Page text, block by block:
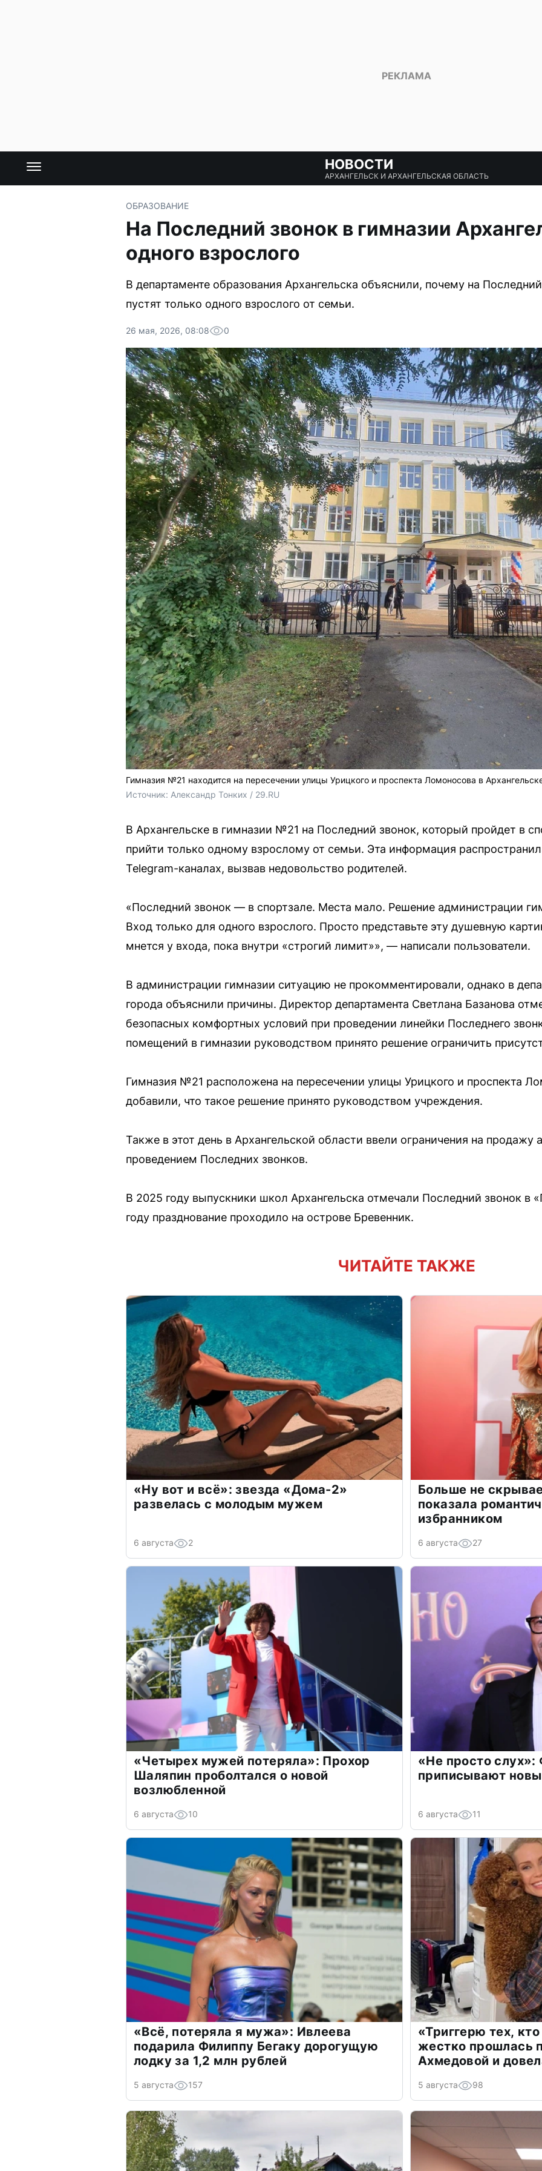
НОВОСТИ
АРХАНГЕЛЬСК И АРХАНГЕЛЬСКАЯ ОБЛАСТЬ
ОБРАЗОВАНИЕ
На Последний звонок в гимназии
одного взрослого
В департаменте образования Архангельска объяснили, почему на
пустят только одного взрослого от семьи.
26 мая, 2026, 08:08 0
Гимназия №21 находится на пересечении улицы Урицкого и проспекта Ломоносова в
Источник: Александр Тонких / 29.RU
В Архангельске в гимназии №21 на Последний звонок, который пройдет в
прийти только одному взрослому от семьи. Эта информация
Telegram-каналах, вызвав недовольство родителей.
«Последний звонок — в спортзале. Места мало. Решение администрации
Вход только для одного взрослого. Просто представьте эту душевную
мнется у входа, пока внутри «строгий лимит»», — написали пользователи.
В администрации гимназии ситуацию не прокомментировали, однако в
города объяснили причины. Директор департамента Светлана Базанова
безопасных комфортных условий при проведении линейки Последнего
помещений в гимназии руководством принято решение ограничить
Гимназия №21 расположена на пересечении улицы Урицкого и проспекта
добавили, что такое решение принято руководством учреждения.
Также в этот день в Архангельской области ввели ограничения на продажу
проведением Последних звонков.
В 2025 году выпускники школ Архангельска отмечали Последний звонок в
году празднование проходило на острове Бревенник.
ЧИТАЙТЕ ТАКЖЕ
«Ну вот и всё»: звезда «Дома-2»
развелась с молодым мужем
6 августа 2
Больше не
показала
избранником
6 августа 27
«Четырех мужей потеряла»: Прохор
Шаляпин проболтался о новой
возлюбленной
6 августа 10
«Не просто
приписывают
6 августа 11
«Всё, потеряла я мужа»: Ивлеева
подарила Филиппу Бегаку дорогущую
лодку за 1,2 млн рублей
5 августа 157
«Триггерю тех,
жестко прошлась
Ахмедовой и
5 августа 98